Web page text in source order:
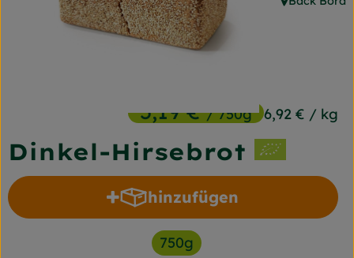
Frischetheke
Drogerie
Dinkel-Hirsebrot
5,19 €/ 750g 6,92 € / kg
, Herkunft:
hinzufügen
Produkt zum Warenkorb
750g